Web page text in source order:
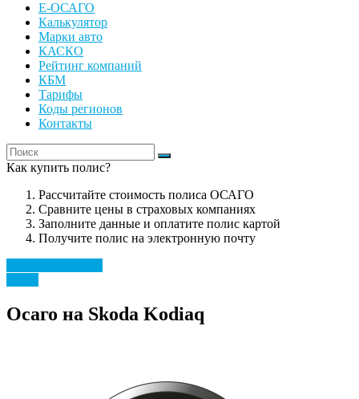
Е-ОСАГО
Калькулятор
Марки авто
КАСКО
Рейтинг компаний
КБМ
Тарифы
Коды регионов
Контакты
Как купить полис?
Рассчитайте стоимость полиса ОСАГО
Сравните цены в страховых компаниях
Заполните данные и оплатите полис картой
Получите полис на электронную почту
Осаго на Skoda Kodiaq